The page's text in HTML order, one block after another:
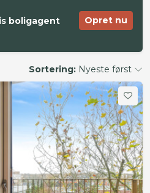
boligagent Opret nu
Sortering: Nyeste først